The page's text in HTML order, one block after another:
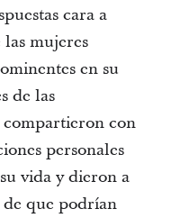
cara a
mujeres
en su
de las
con
personales
vida y dieron a
que podrían